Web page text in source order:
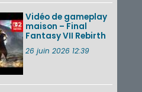
morceaux du mode
Balade de ...
Les éditions
physiques de Tomb
Raider : Definitive
amé...
Vidéo de gameplay
maison – Final
Fantasy VII Rebirth
26 juin 2026 12:39